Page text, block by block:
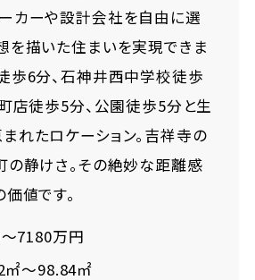
カーや設計会社を自由に選
を描いた住まいを実現できま
歩6分、石神井西中学校徒歩
店徒歩5分、公園徒歩5分と生
れたロケーション。吉祥寺の
の静けさ。その絶妙な距離感
値です。
7180万円
㎡～98.84㎡